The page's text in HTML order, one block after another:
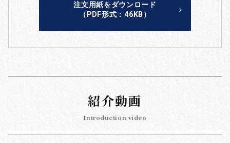
注文用紙をダウンロード
（PDF形式：46KB）
紹介動画
Introduction video